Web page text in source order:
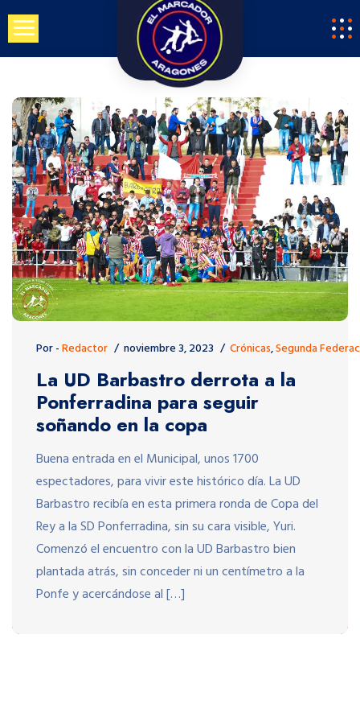
Saltar
contenido
Por -Redactor noviembre 3, 2023 Crónicas,Segunda
La UD Barbastro derrota a la
Ponferradina para seguir
soñando en la copa
Buena entrada en el Municipal, unos 1700
espectadores, para vivir este histórico día. La UD
Barbastro recibía en esta primera ronda de Copa del
Rey a la SD Ponferradina, sin su cara visible, Yuri.
Comenzó el encuentro con la UD Barbastro bien
plantada atrás, sin conceder ni un centímetro a la
Ponfe y acercándose al […]